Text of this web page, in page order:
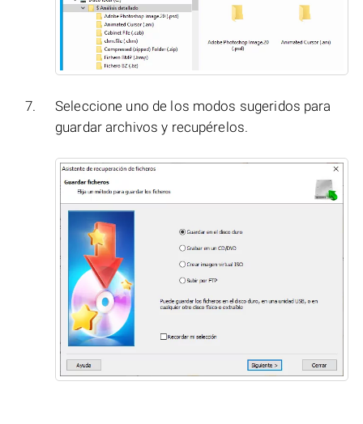
Seleccione uno de los modos sugeridos para
guardar archivos y recupérelos.